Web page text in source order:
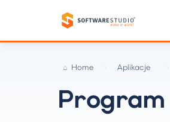
Home Aplikacje